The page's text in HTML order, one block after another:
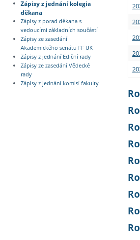
Zápisy z jednání kolegia
děkana
Zápisy z porad děkana s
vedoucími základních součástí
Zápisy ze zasedání
Akademického senátu FF UK
Zápisy z jednání Ediční rady
Zápisy ze zasedání Vědecké
rady
Zápisy z jednání komisí fakulty